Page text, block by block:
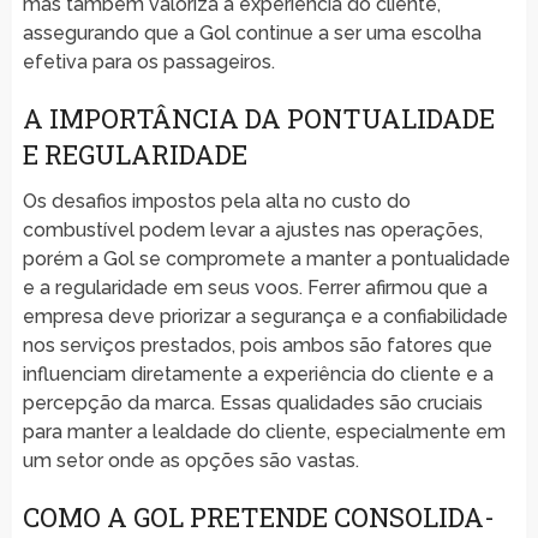
assegurando que a Gol continue a ser uma escolha
efetiva para os passageiros.
A IMPORTÂNCIA DA PONTUALIDADE
E REGULARIDADE
Os desafios impostos pela alta no custo do
combustível podem levar a ajustes nas operações,
porém a Gol se compromete a manter a pontualidade
e a regularidade em seus voos. Ferrer afirmou que a
empresa deve priorizar a segurança e a confiabilidade
nos serviços prestados, pois ambos são fatores que
influenciam diretamente a experiência do cliente e a
percepção da marca. Essas qualidades são cruciais
para manter a lealdade do cliente, especialmente em
um setor onde as opções são vastas.
COMO A GOL PRETENDE CONSOLIDA-